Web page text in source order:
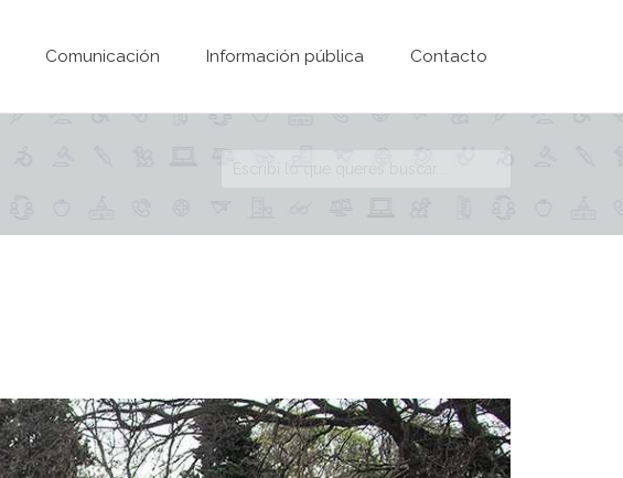
Comunicación Información pública Contacto
Formulario de
búsqueda